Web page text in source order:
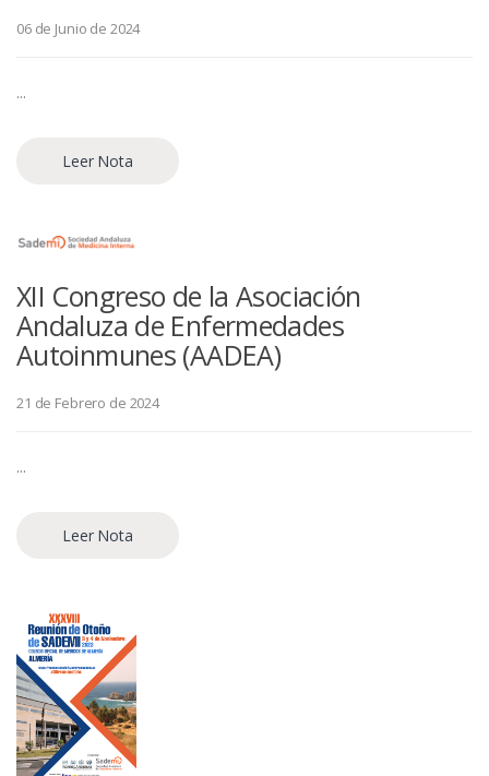
06 de Junio de 2024
...
Leer Nota
XII Congreso de la Asociación
Andaluza de Enfermedades
Autoinmunes (AADEA)
21 de Febrero de 2024
...
Leer Nota